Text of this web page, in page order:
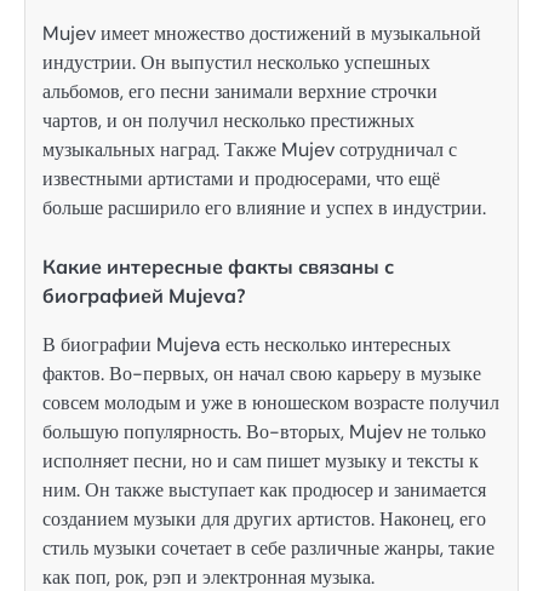
Mujev имеет множество достижений в музыкальной
индустрии. Он выпустил несколько успешных
альбомов, его песни занимали верхние строчки
чартов, и он получил несколько престижных
музыкальных наград. Также Mujev сотрудничал с
известными артистами и продюсерами, что ещё
больше расширило его влияние и успех в индустрии.
Какие интересные факты связаны с
биографией Mujeva?
В биографии Mujeva есть несколько интересных
фактов. Во-первых, он начал свою карьеру в музыке
совсем молодым и уже в юношеском возрасте получил
большую популярность. Во-вторых, Mujev не только
исполняет песни, но и сам пишет музыку и тексты к
ним. Он также выступает как продюсер и занимается
созданием музыки для других артистов. Наконец, его
стиль музыки сочетает в себе различные жанры, такие
как поп, рок, рэп и электронная музыка.